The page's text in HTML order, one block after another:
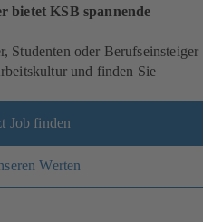
bietet KSB spannende
Studenten oder Berufseinsteiger
und finden Sie
Job finden
Werten